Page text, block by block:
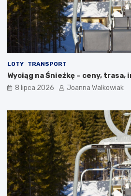
LOTY TRANSPORT
Wyciąg na Śnieżkę – ceny, trasa,
8 lipca 2026 Joanna Walkowiak